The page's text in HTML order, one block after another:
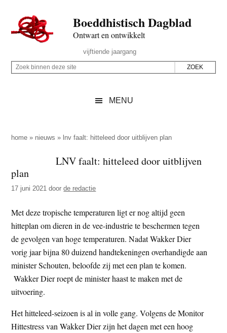
naar
de
inhoud
secondary
naar
de
sidebar
naar
de
Boeddhistisch Dagblad
Ontwart en ontwikkelt
Rechts
vijftiende jaargang
Z
p
e
z
e
s
i
t
e
Z
i
e
n
e
z
e
s
i
e
MENU
home » nieuws » lnv faalt: hitteleed door uitblijven plan
LNV faalt: hitteleed door uitblijven
plan
17 juni 2021 doorde redactie
Met deze tropische temperaturen ligt er nog altijd geen
hitteplan om dieren in de vee-industrie te beschermen tegen
de gevolgen van hoge temperaturen. Nadat Wakker Dier
vorig jaar bijna 80 duizend handtekeningen overhandigde aan
minister Schouten, beloofde zij met een plan te komen.
Wakker Dier roept de minister haast te maken met de
uitvoering.
Het hitteleed-seizoen is al in volle gang. Volgens de Monitor
Hittestress van Wakker Dier zijn het dagen met een hoog